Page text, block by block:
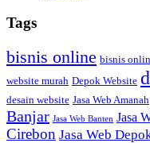
Tags
bisnis online bisnis
website murah Depok Website
desain website Jasa Web Amanah
Banjar Jasa Web Banten Jasa
Cirebon Jasa Web